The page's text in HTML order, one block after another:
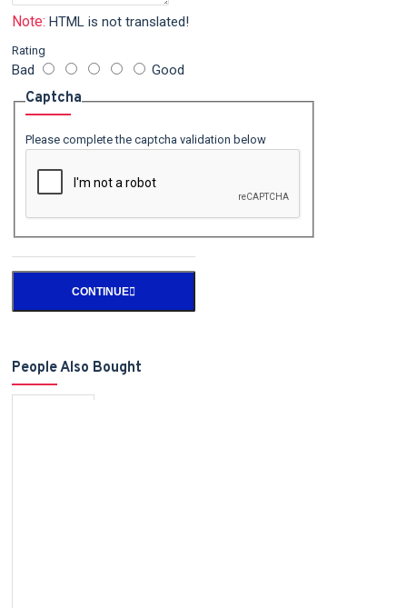
Note: HTML is not translated!
Rating
Bad Good
Captcha
Please complete the captcha validation below
CONTINUE
People Also Bought